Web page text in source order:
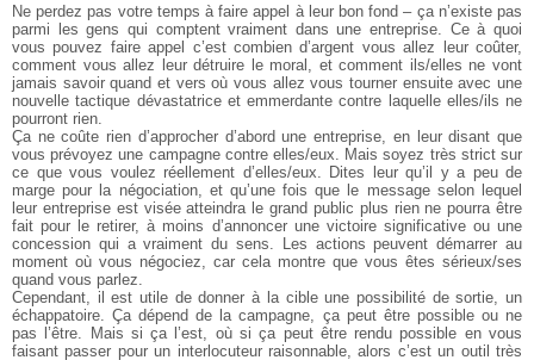
Ne perdez pas votre temps à faire appel à leur bon fond – ça n’existe pas
parmi les gens qui comptent vraiment dans une entreprise. Ce à quoi
vous pouvez faire appel c’est combien d’argent vous allez leur coûter,
comment vous allez leur détruire le moral, et comment ils/elles ne vont
jamais savoir quand et vers où vous allez vous tourner ensuite avec une
nouvelle tactique dévastatrice et emmerdante contre laquelle elles/ils ne
pourront rien.
Ça ne coûte rien d’approcher d’abord une entreprise, en leur disant que
vous prévoyez une campagne contre elles/eux. Mais soyez très strict sur
ce que vous voulez réellement d’elles/eux. Dites leur qu’il y a peu de
marge pour la négociation, et qu’une fois que le message selon lequel
leur entreprise est visée atteindra le grand public plus rien ne pourra être
fait pour le retirer, à moins d’annoncer une victoire significative ou une
concession qui a vraiment du sens. Les actions peuvent démarrer au
moment où vous négociez, car cela montre que vous êtes sérieux/ses
quand vous parlez.
Cependant, il est utile de donner à la cible une possibilité de sortie, un
échappatoire. Ça dépend de la campagne, ça peut être possible ou ne
pas l’être. Mais si ça l’est, où si ça peut être rendu possible en vous
faisant passer pour un interlocuteur raisonnable, alors c’est un outil très